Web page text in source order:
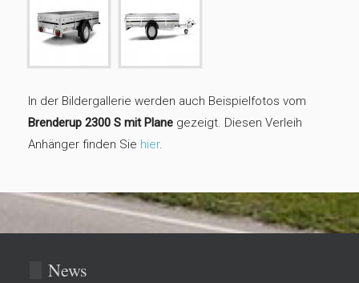
In der Bildergallerie werden auch Beispielfotos vom
Brenderup 2300 S mit Plane gezeigt. Diesen Verleih
Anhänger finden Sie hier.
News